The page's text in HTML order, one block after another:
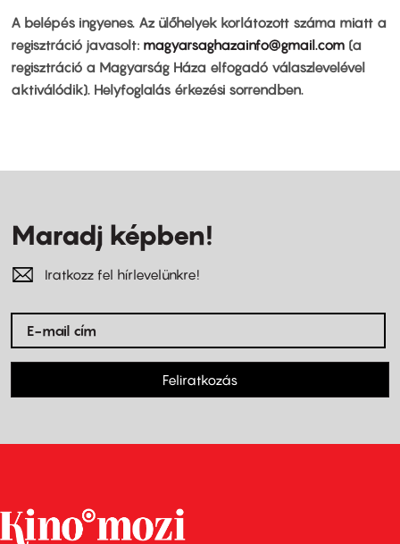
A belépés ingyenes. Az ülőhelyek korlátozott száma miatt a
regisztráció javasolt: magyarsaghazainfo@gmail.com (a
regisztráció a Magyarság Háza elfogadó válaszlevelével
aktiválódik). Helyfoglalás érkezési sorrendben.
Maradj képben!
Iratkozz fel hírlevelünkre!
Feliratkozás